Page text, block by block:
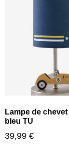
Lampe de
bleu TU
39,99 €